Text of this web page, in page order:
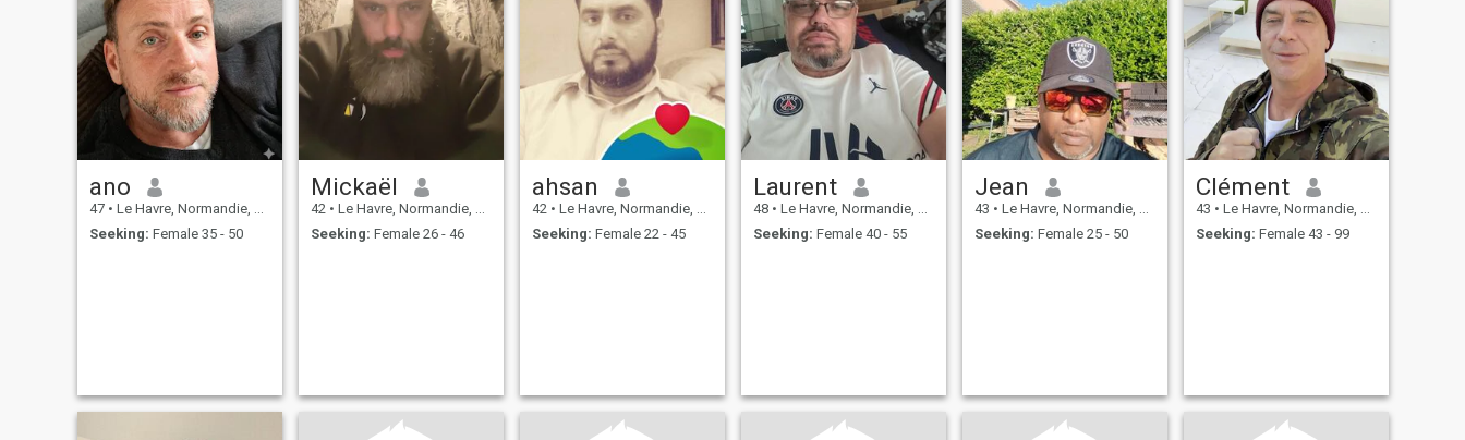
ano
47 • Le Havre, Normandie, France
Seeking: Female 35 - 50
Mickaël
42 • Le Havre, Normandie, France
Seeking: Female 26 - 46
ahsan
42 • Le Havre, Normandie, France
Seeking: Female 22 - 45
Laurent
48 • Le Havre, Normandie, France
Seeking: Female 40 - 55
Jean
43 • Le Havre, Normandie, France
Seeking: Female 25 - 50
Clément
43 • Le Havre, Normandie, France
Seeking: Female 43 - 99